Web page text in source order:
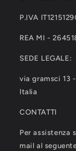
P.IVA
REA MI -
SEDE LEGALE:
via gramsci 13
Italia
CONTATTI
Per assistenza
mail al